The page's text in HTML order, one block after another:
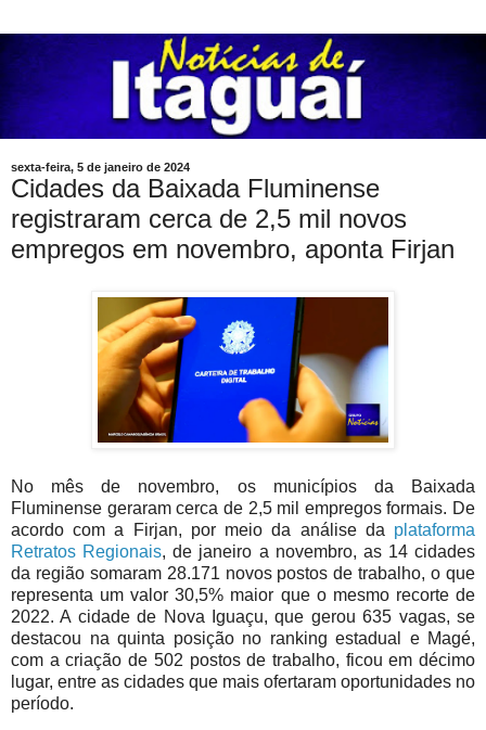
sexta-feira, 5 de janeiro de 2024
Cidades da Baixada Fluminense
registraram cerca de 2,5 mil novos
empregos em novembro, aponta Firjan
No mês de novembro, os municípios da Baixada
Fluminense geraram cerca de 2,5 mil empregos formais. De
acordo com a Firjan, por meio da análise da plataforma
Retratos Regionais, de janeiro a novembro, as 14 cidades
da região somaram 28.171 novos postos de trabalho, o que
representa um valor 30,5% maior que o mesmo recorte de
2022. A cidade de Nova Iguaçu, que gerou 635 vagas, se
destacou na quinta posição no ranking estadual e Magé,
com a criação de 502 postos de trabalho, ficou em décimo
lugar, entre as cidades que mais ofertaram oportunidades no
período.